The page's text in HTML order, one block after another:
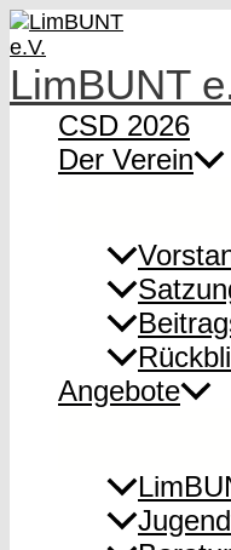
Zum
Inhalt
springen
LimBUNT
CSD 2026
Der Verein
Angebote